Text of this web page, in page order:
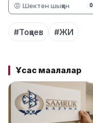
😡 Шектен шыққан 0
#Тоқаев #ЖИ
Ұқсас мақалалар